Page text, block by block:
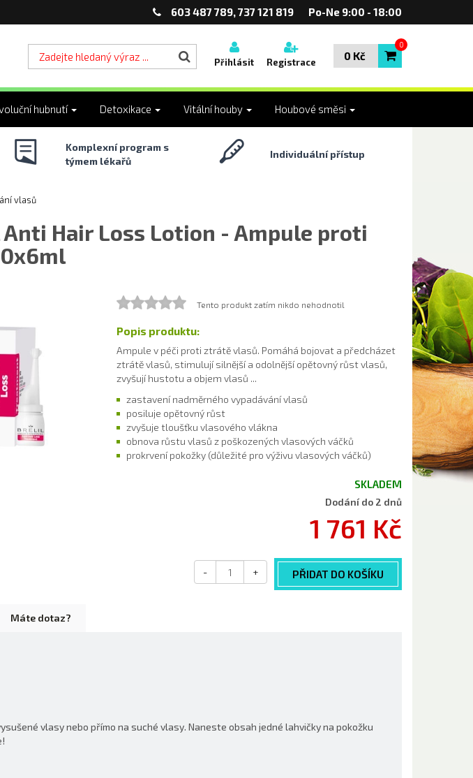
603 487 789, 737 121 819 Po-Ne 9:00 - 18:00
Přihlásit Registrace 0 Kč
0
hubnutí Detoxikace Vitální houby Houbové směsi
Komplexní program s
týmem lékařů
Individuální přístup
vlasů
Hair Loss Lotion - Ampule proti
Tento produkt zatím nikdo nehodnotil
Popis produktu:
Ampule v péči proti ztrátě vlasů. Pomáhá bojovat a předcházet
ztrátě vlasů, stimulují silnější a odolnější opětovný růst vlasů,
zvyšují hustotu a objem vlasů ...
zastavení nadměrného vypadávání vlasů
posiluje opětovný růst
zvyšuje tloušťku vlasového vlákna
obnova růstu vlasů z poškozených vlasových váčků
prokrvení pokožky (důležité pro výživu vlasových váčků)
SKLADEM
Dodání do 2 dnů
1 761 Kč
PŘIDAT DO KOŠÍKU
- +
Máte dotaz?
vlasy nebo přímo na suché vlasy. Naneste obsah jedné lahvičky na pokožku